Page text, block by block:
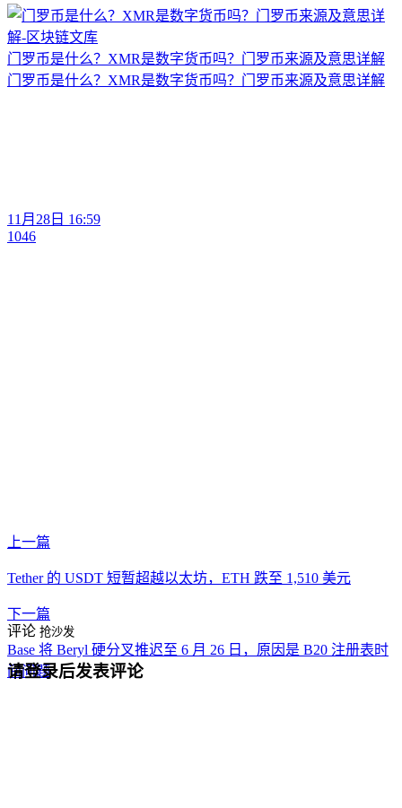
门罗币是什么？XMR是数字货币吗？门罗币来源及意思详解
门罗币是什么？XMR是数字货币吗？门罗币来源及意思详解
11月28日 16:59
1046
上一篇
Tether 的 USDT 短暂超越以太坊，ETH 跌至 1,510 美元
下一篇
Base 将 Beryl 硬分叉推迟至 6 月 26 日，原因是 B20 注册表时
间问题
评论 抢沙发
请登录后发表评论